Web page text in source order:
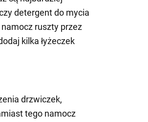
detergent do mycia
ruszty przez
kilka łyżeczek
drzwiczek,
tego namocz